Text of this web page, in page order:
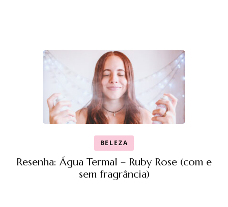
BELEZA
Resenha: Água Termal – Ruby Rose (com e
sem fragrância)